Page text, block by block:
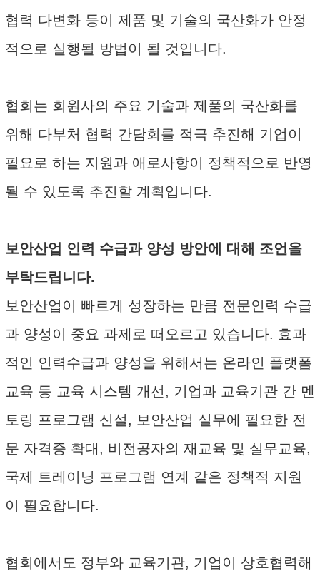
협력 다변화 등이 제품 및 기술의 국산화가 안정
적으로 실행될 방법이 될 것입니다.
협회는 회원사의 주요 기술과 제품의 국산화를
위해 다부처 협력 간담회를 적극 추진해 기업이
필요로 하는 지원과 애로사항이 정책적으로 반영
될 수 있도록 추진할 계획입니다.
보안산업 인력 수급과 양성 방안에 대해 조언을
부탁드립니다.
보안산업이 빠르게 성장하는 만큼 전문인력 수급
과 양성이 중요 과제로 떠오르고 있습니다. 효과
적인 인력수급과 양성을 위해서는 온라인 플랫폼
교육 등 교육 시스템 개선, 기업과 교육기관 간 멘
토링 프로그램 신설, 보안산업 실무에 필요한 전
문 자격증 확대, 비전공자의 재교육 및 실무교육,
국제 트레이닝 프로그램 연계 같은 정책적 지원
이 필요합니다.
협회에서도 정부와 교육기관, 기업이 상호협력해